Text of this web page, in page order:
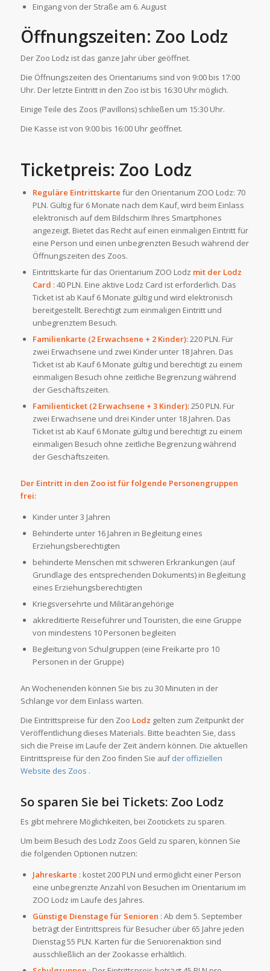
Eingang von der Straße am 6. August
Öffnungszeiten: Zoo Lodz
Der Zoo Lodz ist das ganze Jahr über geöffnet.
Die Öffnungszeiten des Orientariums sind von 9:00 bis 17:00
Uhr. Der letzte Eintritt in den Zoo ist bis 16:30 Uhr möglich.
Einige Teile des Zoos (Pavillons) schließen um 15:30 Uhr.
Die Kasse ist von 9:00 bis 16:00 Uhr geöffnet.
Ticketpreis: Zoo Lodz
Reguläre Eintrittskarte für den Orientarium ZOO Lodz: 70
PLN. Gültig für 6 Monate nach dem Kauf, wird beim Einlass
elektronisch auf dem Bildschirm Ihres Smartphones
angezeigt. Bietet das Recht auf einen einmaligen Eintritt für
eine Person und einen unbegrenzten Besuch während der
Öffnungszeiten des Zoos.
Eintrittskarte für das Orientarium ZOO Lodz mit der Lodz
Card : 40 PLN. Eine aktive Lodz Card ist erforderlich. Das
Ticket ist ab Kauf 6 Monate gültig und wird elektronisch
bereitgestellt. Berechtigt zum einmaligen Eintritt und
unbegrenztem Besuch.
Familienkarte (2 Erwachsene + 2 Kinder):220 PLN. Für
zwei Erwachsene und zwei Kinder unter 18 Jahren. Das
Ticket ist ab Kauf 6 Monate gültig und berechtigt zu einem
einmaligen Besuch ohne zeitliche Begrenzung während
der Geschäftszeiten.
Familienticket (2 Erwachsene + 3 Kinder):250 PLN. Für
zwei Erwachsene und drei Kinder unter 18 Jahren. Das
Ticket ist ab Kauf 6 Monate gültig und berechtigt zu einem
einmaligen Besuch ohne zeitliche Begrenzung während
der Geschäftszeiten.
Der Eintritt in den Zoo ist für folgende Personengruppen
frei:
Kinder unter 3 Jahren
Behinderte unter 16 Jahren in Begleitung eines
Erziehungsberechtigten
behinderte Menschen mit schweren Erkrankungen (auf
Grundlage des entsprechenden Dokuments) in Begleitung
eines Erziehungsberechtigten
Kriegsversehrte und Militärangehörige
akkreditierte Reiseführer und Touristen, die eine Gruppe
von mindestens 10 Personen begleiten
Begleitung von Schulgruppen (eine Freikarte pro 10
Personen in der Gruppe)
An Wochenenden können Sie bis zu 30 Minuten in der
Schlange vor dem Einlass warten.
Die Eintrittspreise für den Zoo Lodz gelten zum Zeitpunkt der
Veröffentlichung dieses Materials. Bitte beachten Sie, dass
sich die Preise im Laufe der Zeit ändern können. Die aktuellen
Eintrittspreise für den Zoo finden Sie aufder offiziellen
Website des Zoos .
So sparen Sie bei Tickets: Zoo Lodz
Es gibt mehrere Möglichkeiten, bei Zootickets zu sparen.
Um beim Besuch des Lodz Zoos Geld zu sparen, können Sie
die folgenden Optionen nutzen:
Jahreskarte : kostet 200 PLN und ermöglicht einer Person
eine unbegrenzte Anzahl von Besuchen im Orientarium im
ZOO Lodz im Laufe des Jahres.
Günstige Dienstage für Senioren : Ab dem 5. September
beträgt der Eintrittspreis für Besucher über 65 Jahre jeden
Dienstag 55 PLN. Karten für die Seniorenaktion sind
ausschließlich an der Zookasse erhältlich.